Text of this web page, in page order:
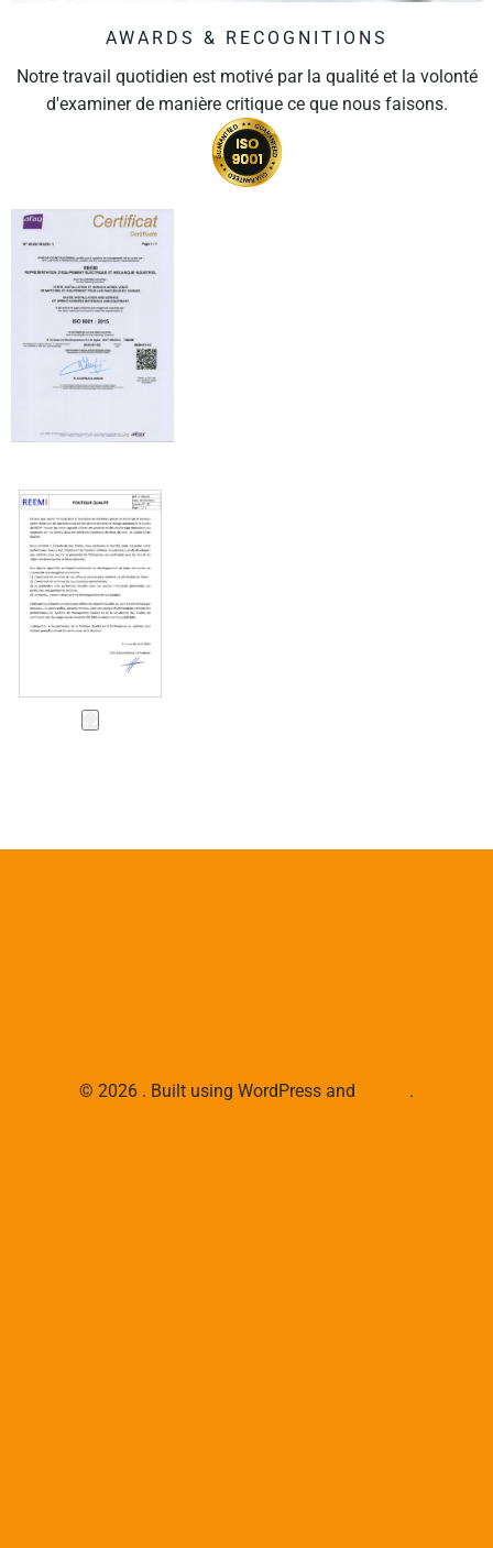
AWARDS & RECOGNITIONS
Notre travail quotidien est motivé par la qualité et la volonté
d'examiner de manière critique ce que nous faisons.
© 2026 . Built using WordPress and .